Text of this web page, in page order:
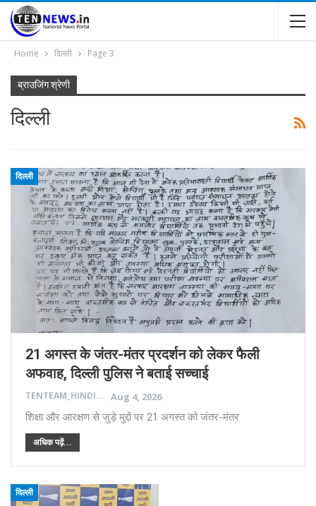
Home दिल्ली Page 3
ब्राउजिंग श्रेणी
दिल्ली
दिल्ली
21 अगस्त के जंतर-मंतर प्रदर्शन को लेकर फैली
अफवाह, दिल्ली पुलिस ने बताई सच्चाई
TENTEAM_HINDI
Aug 4, 2026
शिक्षा और आरक्षण से जुड़े मुद्दों पर 21 अगस्त को जंतर-मंतर
अधिक पढ़ें...
दिल्ली